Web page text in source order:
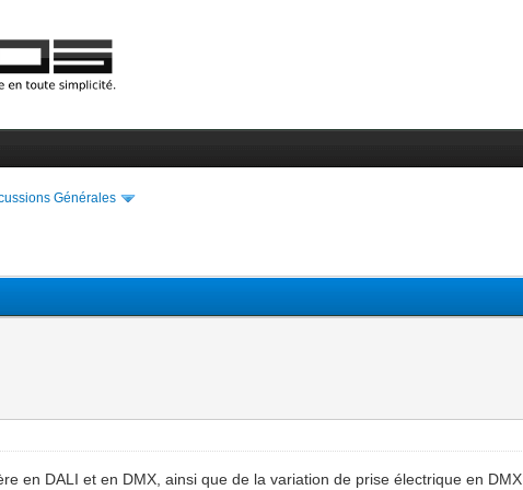
Générales
en DALI et en DMX, ainsi que de la variation de prise électrique en DMX.